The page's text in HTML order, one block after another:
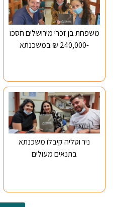
משפחת בן זכרי מירושלים חסכו
-240,000 ₪ במשכנתא
ניר וטליה קיבלו משכנתא
בתנאים מעולים